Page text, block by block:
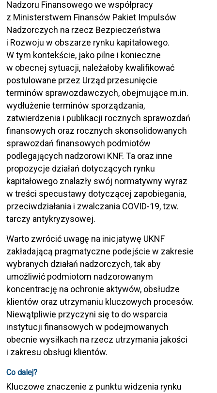
Nadzoru Finansowego we współpracy
z Ministerstwem Finansów Pakiet Impulsów
Nadzorczych na rzecz Bezpieczeństwa
i Rozwoju w obszarze rynku kapitałowego.
W tym kontekście, jako pilne i konieczne
w obecnej sytuacji, należałoby kwalifikować
postulowane przez Urząd przesunięcie
terminów sprawozdawczych, obejmujące m.in.
wydłużenie terminów sporządzania,
zatwierdzenia i publikacji rocznych sprawozdań
finansowych oraz rocznych skonsolidowanych
sprawozdań finansowych podmiotów
podlegających nadzorowi KNF. Ta oraz inne
propozycje działań dotyczących rynku
kapitałowego znalazły swój normatywny wyraz
w treści specustawy dotyczącej zapobiegania,
przeciwdziałania i zwalczania COVID-19, tzw.
tarczy antykryzysowej.
Warto zwrócić uwagę na inicjatywę UKNF
zakładającą pragmatyczne podejście w zakresie
wybranych działań nadzorczych, tak aby
umożliwić podmiotom nadzorowanym
koncentrację na ochronie aktywów, obsłudze
klientów oraz utrzymaniu kluczowych procesów.
Niewątpliwie przyczyni się to do wsparcia
instytucji finansowych w podejmowanych
obecnie wysiłkach na rzecz utrzymania jakości
i zakresu obsługi klientów.
Co dalej?
Kluczowe znaczenie z punktu widzenia rynku